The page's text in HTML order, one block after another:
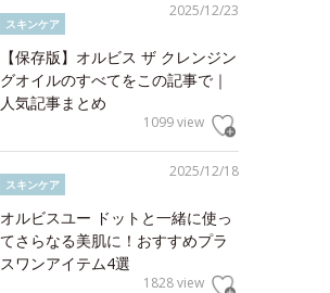
2025/12/23
スキンケア
【保存版】オルビス ザ クレンジン
グオイルのすべてをこの記事で｜
人気記事まとめ
1099 view
2025/12/18
スキンケア
オルビスユー ドットと一緒に使っ
てさらなる美肌に！おすすめプラ
スワンアイテム4選
1828 view